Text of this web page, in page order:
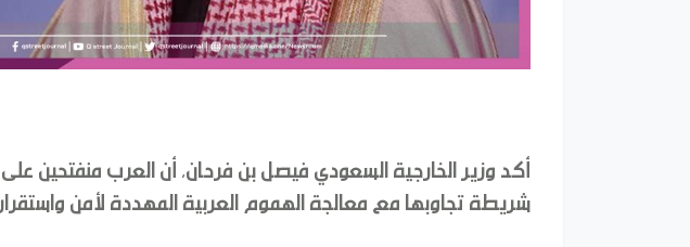
أكد وزير الخارجية السعودي فيصل بن فرحان، أن العرب منفتحين على
شريطة تجاوبها مع معالجة الهموم العربية المهددة لأمن